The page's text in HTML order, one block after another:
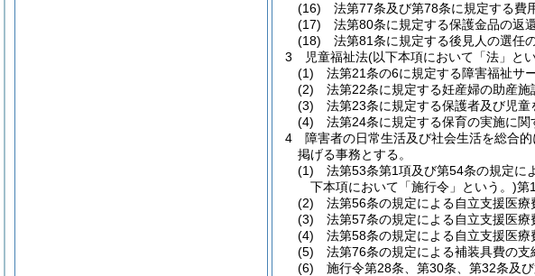
(16)
法第77条及び第78条に規定する費
(17)
法第80条に規定する保護金品の返
(18)
法第81条に規定する後見人の選任
3
児童福祉法(以下本項において「法」と
(1)
法第21条の6に規定する障害福祉サ
(2)
法第22条に規定する妊産婦の助産施
(3)
法第23条に規定する保護者及び児童
(4)
法第24条に規定する保育の実施に関
4
障害者の日常生活及び社会生活を総合
掲げる事務とする。
(1)
法第53条第1項及び第54条の規定に
下本項において「施行令」という。)第
(2)
法第56条の規定による自立支援医療
(3)
法第57条の規定による自立支援医療
(4)
法第58条の規定による自立支援医療
(5)
法第76条の規定による補装具費の支
(6)
施行令第28条、第30条、第32条及